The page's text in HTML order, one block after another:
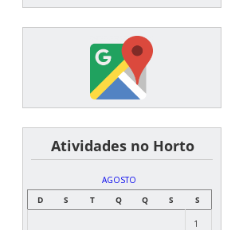
͏ ͏ ͏ ͏ ͏ ͏Atividades no Horto
AGOSTO
D
S T Q Q S S
1